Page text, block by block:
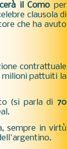
il Como per
clausola di
che ha avuto
contrattuale
milioni pattuiti la
(si parla di 70
sempre in virtù